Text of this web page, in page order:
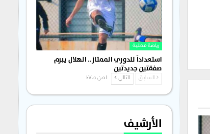
رياضة محلية
استعداداً للدوري الممتاز.. الهلال يبرم
صفقتين جديدتين
السابق التالي 1 من 1٬705
الأرشيف